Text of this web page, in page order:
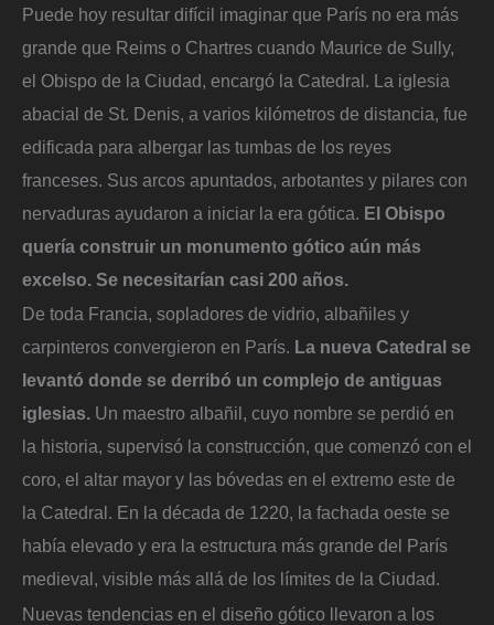
Puede hoy resultar difícil imaginar que París no era más
grande que Reims o Chartres cuando Maurice de Sully,
el Obispo de la Ciudad, encargó la Catedral. La iglesia
abacial de St. Denis, a varios kilómetros de distancia, fue
edificada para albergar las tumbas de los reyes
franceses. Sus arcos apuntados, arbotantes y pilares con
nervaduras ayudaron a iniciar la era gótica. El Obispo
quería construir un monumento gótico aún más
excelso. Se necesitarían casi 200 años.
De toda Francia, sopladores de vidrio, albañiles y
carpinteros convergieron en París. La nueva Catedral se
levantó donde se derribó un complejo de antiguas
iglesias. Un maestro albañil, cuyo nombre se perdió en
la historia, supervisó la construcción, que comenzó con el
coro, el altar mayor y las bóvedas en el extremo este de
la Catedral. En la década de 1220, la fachada oeste se
había elevado y era la estructura más grande del París
medieval, visible más allá de los límites de la Ciudad.
Nuevas tendencias en el diseño gótico llevaron a los